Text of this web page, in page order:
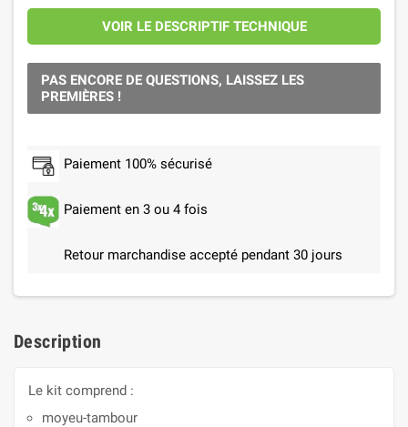
VOIR LE DESCRIPTIF TECHNIQUE
PAS ENCORE DE QUESTIONS, LAISSEZ LES
PREMIÈRES !
Paiement 100% sécurisé
Paiement en 3 ou 4 fois
Retour marchandise accepté pendant 30 jours
Description
Le kit comprend :
moyeu-tambour